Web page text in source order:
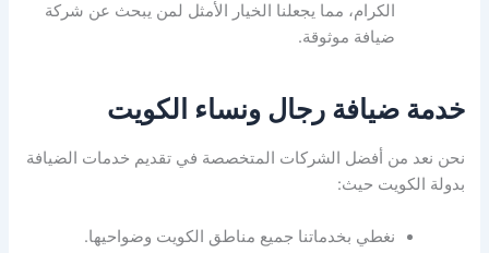
الكرام، مما يجعلنا الخيار الأمثل لمن يبحث عن شركة
ضيافة موثوقة.
خدمة ضيافة رجال ونساء الكويت
نحن نعد من أفضل الشركات المتخصصة في تقديم خدمات الضيافة
بدولة الكويت حيث:
نغطي بخدماتنا جميع مناطق الكويت وضواحيها.